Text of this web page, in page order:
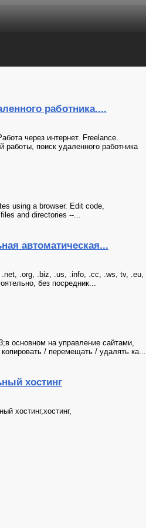
работника....
через интернет. Freelance.
поиск удаленного работника
using a browser. Edit code,
and directories --...
автоматическая...
.net, .org, .biz, .us, .info, .cc, .ws, tv, .eu,
без посредник...
основном на управление сайтами,
/ перемещать / удалять ка...
хостинг
хостинг,хостинг,